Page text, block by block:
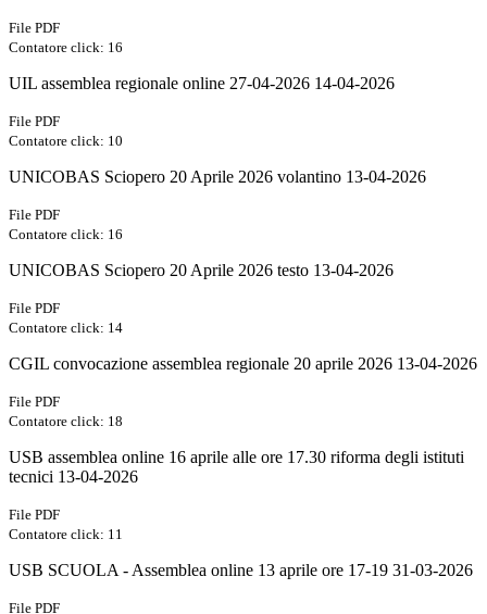
File PDF
Contatore click: 16
UIL assemblea regionale online 27-04-2026 14-04-2026
File PDF
Contatore click: 10
UNICOBAS Sciopero 20 Aprile 2026 volantino 13-04-2026
File PDF
Contatore click: 16
UNICOBAS Sciopero 20 Aprile 2026 testo 13-04-2026
File PDF
Contatore click: 14
CGIL convocazione assemblea regionale 20 aprile 2026 13-04-2026
File PDF
Contatore click: 18
USB assemblea online 16 aprile alle ore 17.30 riforma degli istituti
tecnici 13-04-2026
File PDF
Contatore click: 11
USB SCUOLA - Assemblea online 13 aprile ore 17-19 31-03-2026
File PDF